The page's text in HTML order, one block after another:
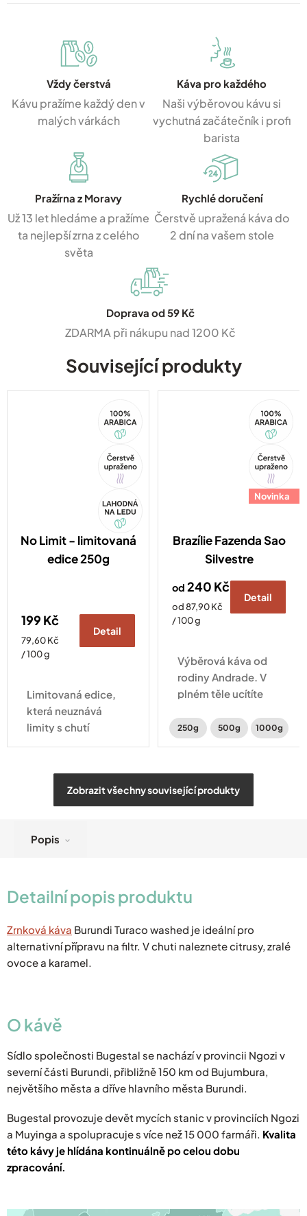
Vždy čerstvá
Kávu pražíme každý den v
malých várkách
Káva pro každého
Naši výběrovou kávu si
vychutná začátečník i profi
barista
Pražírna z Moravy
Už 13 let hledáme a pražíme
ta nejlepší zrna z celého
světa
Rychlé doručení
Čerstvě upražená káva do
2 dní na vašem stole
Doprava od 59 Kč
ZDARMA při nákupu nad 1200 Kč
Související produkty
Tip
Arabica
No Limit - limitovaná
edice 250g
199 Kč
Měrná
cena:
79,60 Kč
/ 100 g
Detail
Limitovaná edice,
která neuznává
limity s chutí
Novinka
Tip
Arabica
Brazílie Fazenda Sao
Silvestre
od 240 Kč
Měrná
cena:
od 87,90 Kč
/ 100 g
Detail
Výběrová káva od
rodiny Andrade. V
plném těle ucítíte
karamelu, perníku a
lískových oříšků.
250g 500g 1000g
Zobrazit všechny související produkty
Popis
Detailní popis produktu
Zrnková káva Burundi Turaco washed je ideální pro
alternativní přípravu na filtr. V chuti naleznete citrusy, zralé
ovoce a karamel.
O kávě
Sídlo společnosti Bugestal se nachází v provincii Ngozi v
severní části Burundi, přibližně 150 km od Bujumbura,
největšího města a dříve hlavního města Burundi.
Bugestal provozuje devět mycích stanic v provinciích Ngozi
a Muyinga a spolupracuje s více než 15 000 farmáři. Kvalita
této kávy je hlídána kontinuálně po celou dobu
zpracování.